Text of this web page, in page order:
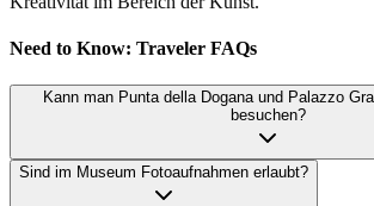
Need to Know: Traveler FAQs
Kann man Punta della Dogana und Palazzo
besuchen?
Sind im Museum Fotoaufnahmen erlaubt?